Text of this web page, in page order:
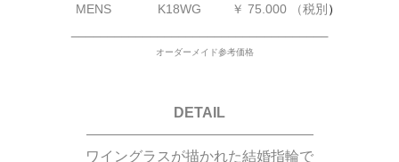
MENS K18WG ￥ 75.000 （税別）
オーダーメイド参考価格
DETAIL
—————————————————
ワイングラスが描かれた結婚指輪で